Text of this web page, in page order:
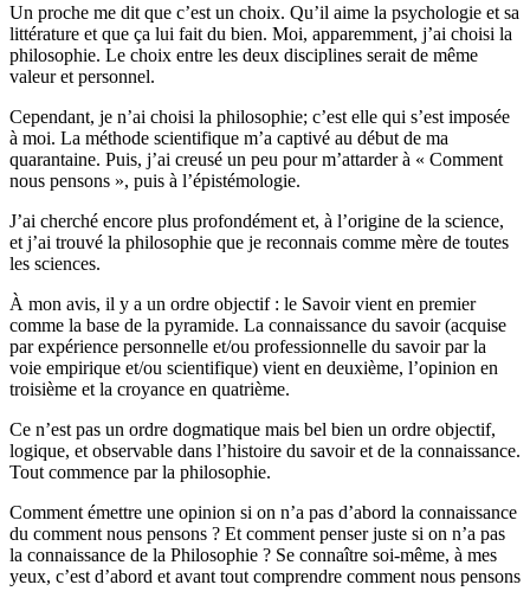
Un proche me dit que c’est un choix. Qu’il aime la psychologie et sa
littérature et que ça lui fait du bien. Moi, apparemment, j’ai choisi la
philosophie. Le choix entre les deux disciplines serait de même
valeur et personnel.
Cependant, je n’ai choisi la philosophie; c’est elle qui s’est imposée
à moi. La méthode scientifique m’a captivé au début de ma
quarantaine. Puis, j’ai creusé un peu pour m’attarder à « Comment
nous pensons », puis à l’épistémologie.
J’ai cherché encore plus profondément et, à l’origine de la science,
et j’ai trouvé la philosophie que je reconnais comme mère de toutes
les sciences.
À mon avis, il y a un ordre objectif : le Savoir vient en premier
comme la base de la pyramide. La connaissance du savoir (acquise
par expérience personnelle et/ou professionnelle du savoir par la
voie empirique et/ou scientifique) vient en deuxième, l’opinion en
troisième et la croyance en quatrième.
Ce n’est pas un ordre dogmatique mais bel bien un ordre objectif,
logique, et observable dans l’histoire du savoir et de la connaissance.
Tout commence par la philosophie.
Comment émettre une opinion si on n’a pas d’abord la connaissance
du comment nous pensons ? Et comment penser juste si on n’a pas
la connaissance de la Philosophie ? Se connaître soi-même, à mes
yeux, c’est d’abord et avant tout comprendre comment nous pensons